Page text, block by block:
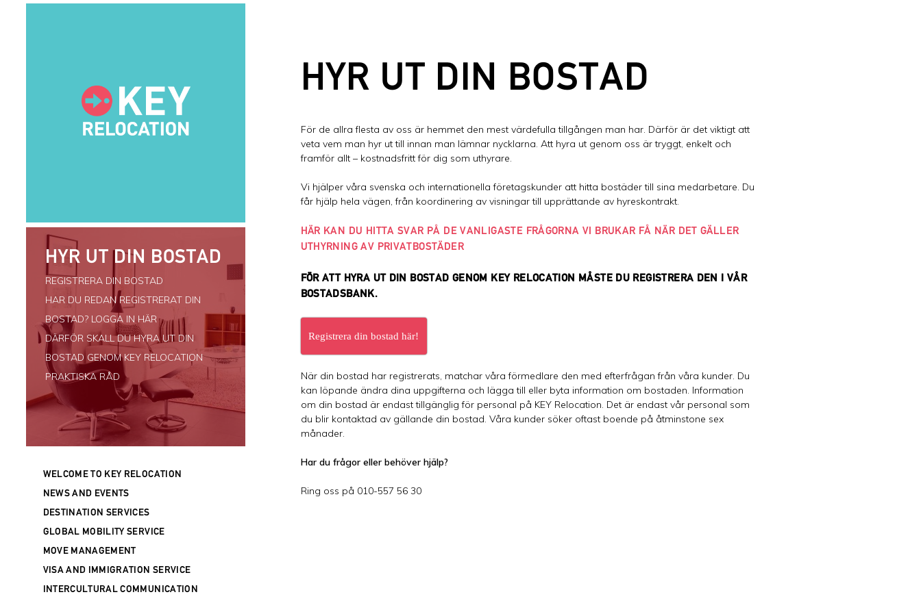
HYR UT DIN BOSTAD
REGISTRERA DIN BOSTAD
HAR DU REDAN REGISTRERAT DIN
BOSTAD? LOGGA IN HÄR
DÄRFÖR SKALL DU HYRA UT DIN
BOSTAD GENOM KEY RELOCATION
PRAKTISKA RÅD
WELCOME TO KEY RELOCATION
NEWS AND EVENTS
DESTINATION SERVICES
GLOBAL MOBILITY SERVICE
MOVE MANAGEMENT
VISA AND IMMIGRATION SERVICE
INTERCULTURAL COMMUNICATION
HYR UT DIN BOSTAD
För de allra flesta av oss är hemmet den mest värdefulla tillgången man har. Därför är det viktigt att
veta vem man hyr ut till innan man lämnar nycklarna. Att hyra ut genom oss är tryggt, enkelt och
framför allt – kostnadsfritt för dig som uthyrare.
Vi hjälper våra svenska och internationella företagskunder att hitta bostäder till sina medarbetare. Du
får hjälp hela vägen, från koordinering av visningar till upprättande av hyreskontrakt.
HÄR KAN DU HITTA SVAR PÅ DE VANLIGASTE FRÅGORNA VI BRUKAR FÅ NÄR DET GÄLLER
UTHYRNING AV PRIVATBOSTÄDER
FÖR ATT HYRA UT DIN BOSTAD GENOM KEY RELOCATION MÅSTE DU REGISTRERA DEN I VÅR
BOSTADSBANK.
Registrera din bostad här!
När din bostad har registrerats, matchar våra förmedlare den med efterfrågan från våra kunder. Du
kan löpande ändra dina uppgifterna och lägga till eller byta information om bostaden. Information
om din bostad är endast tillgänglig för personal på KEY Relocation. Det är endast vår personal som
du blir kontaktad av gällande din bostad. Våra kunder söker oftast boende på åtminstone sex
månader.
Har du frågor eller behöver hjälp?
Ring oss på 010-557 56 30